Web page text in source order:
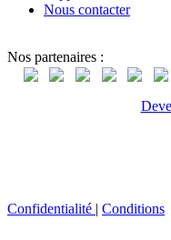
Nous contacter
Nos partenaires :
Confidentialité Conditions